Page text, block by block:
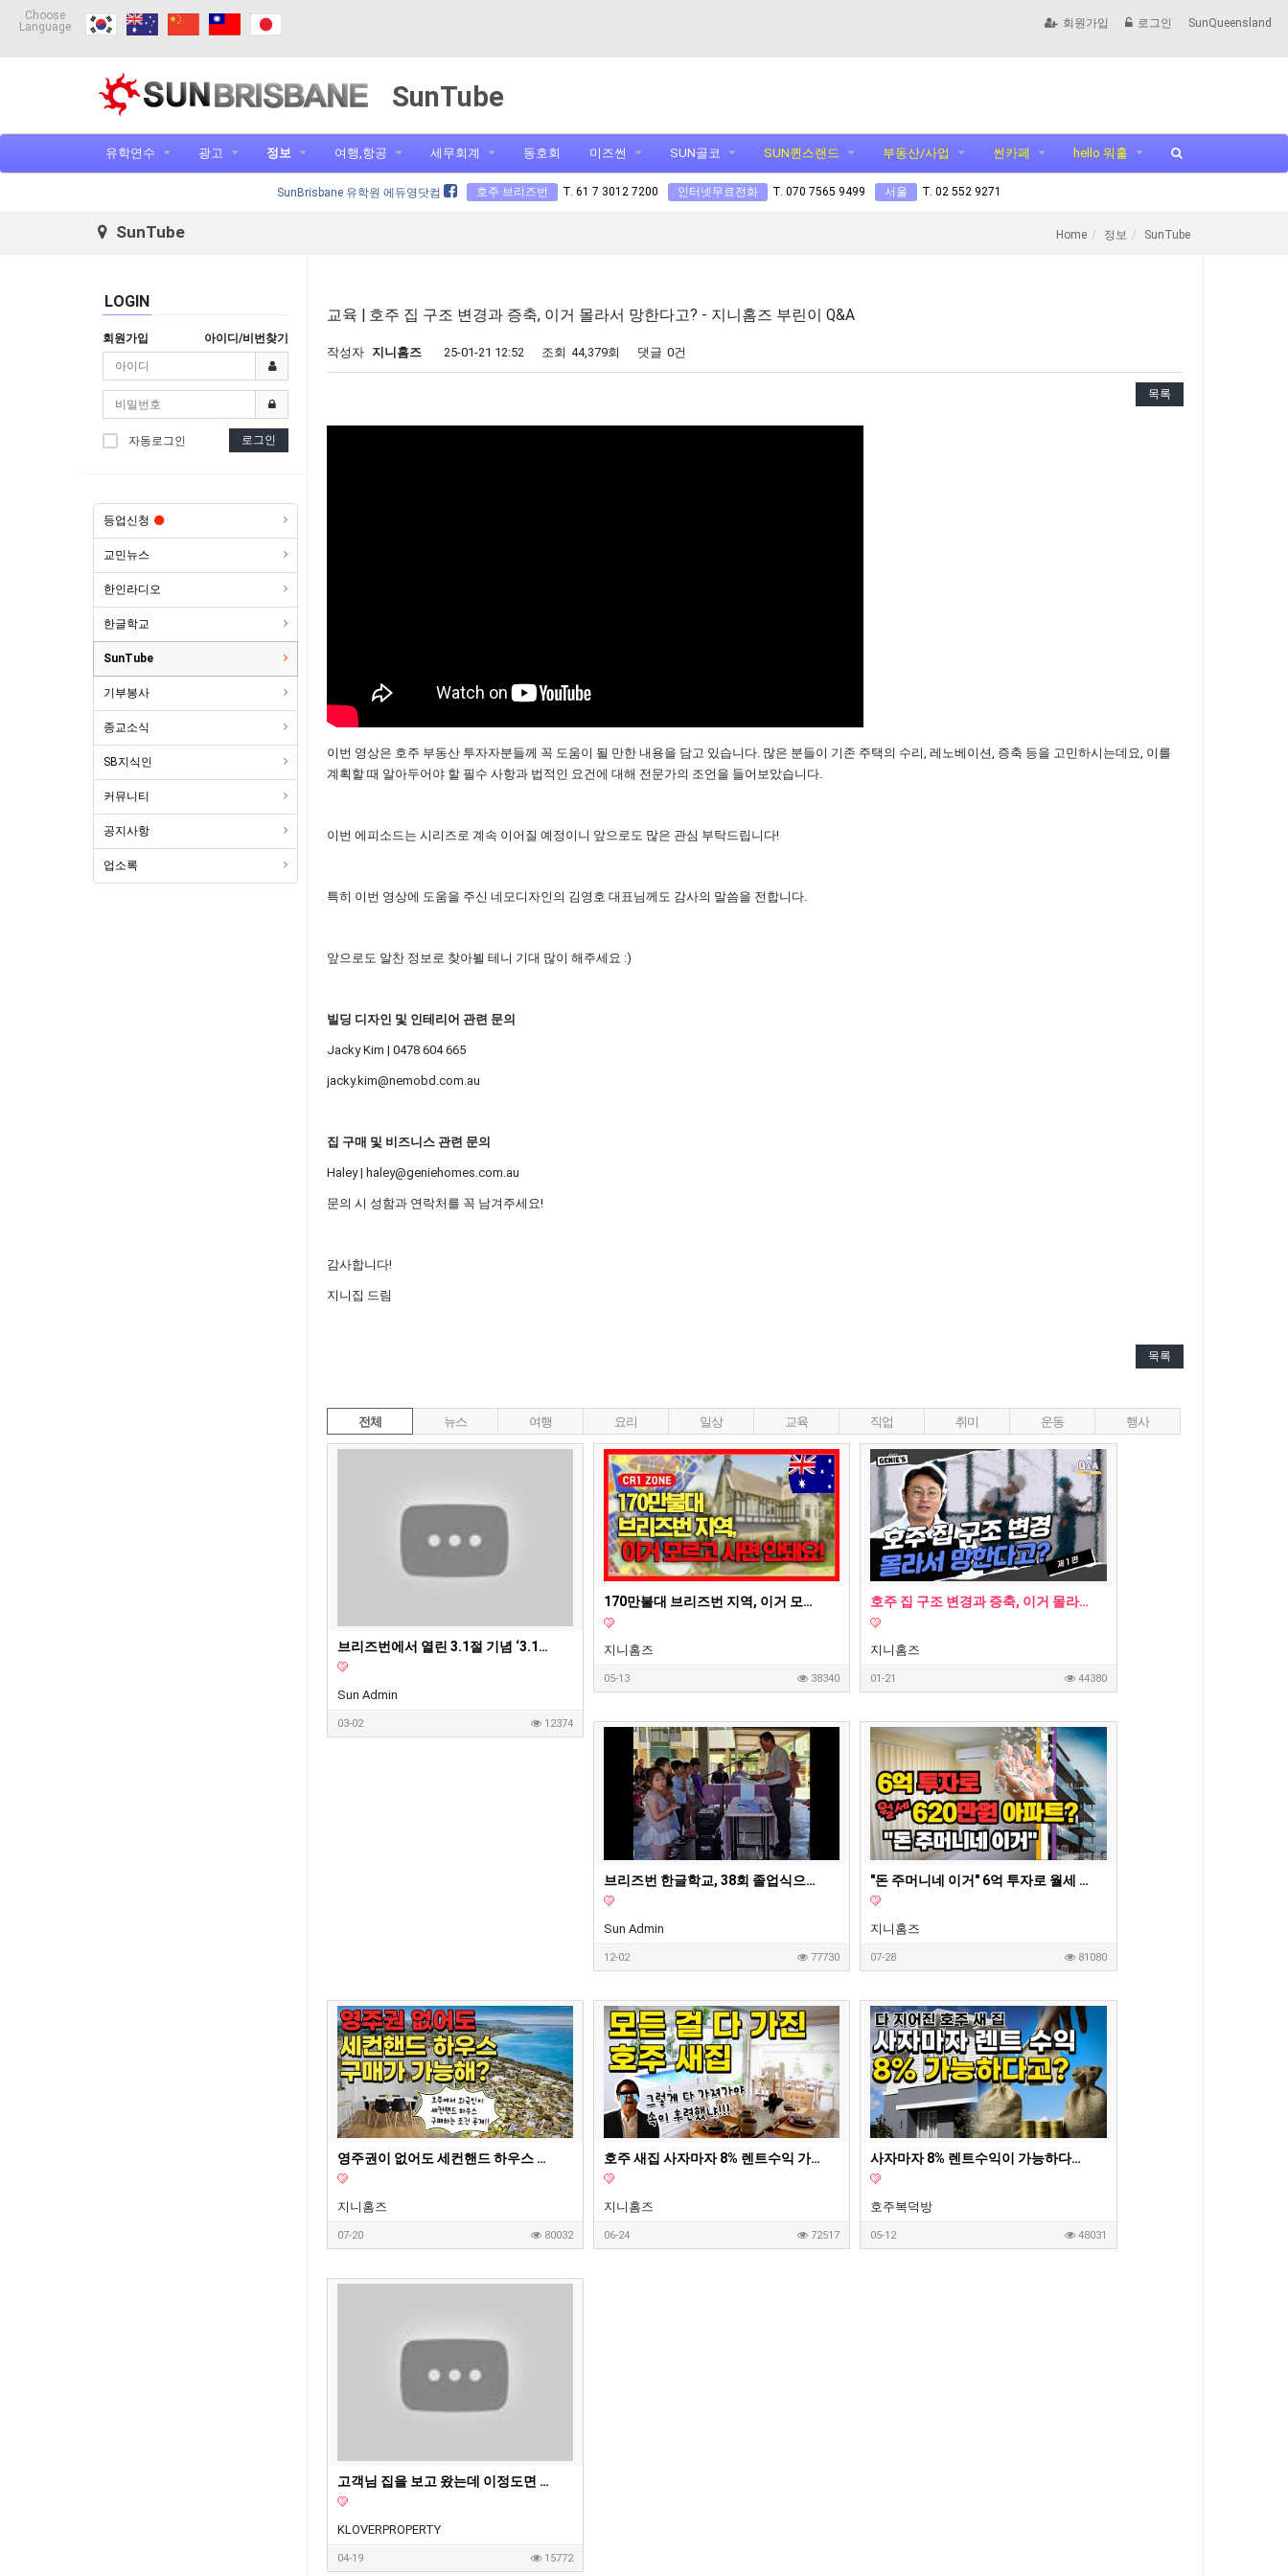
Choose
Language
회원가입 로그인 SunQueensland
SunTube
유학연수 광고 정보 여행,항공 세무회계 동호회 미즈썬 SUN골코 SUN퀸스랜드 부동산/사업 썬카페 hello 워홀
SunBrisbane 유학원 에듀영닷컴 호주 브리즈번 T. 61 7 3012 7200 인터넷무료전화 T. 070 7565 9499 서울 T. 02 552 9271
SunTube Home 정보 SunTube
LOGIN
회원가입 아이디/비번찾기
자동로그인 로그인
등업신청
교민뉴스
한인라디오
한글학교
SunTube
기부봉사
종교소식
SB지식인
커뮤니티
공지사항
업소록
교육 | 호주 집 구조 변경과 증축, 이거 몰라서 망한다고? - 지니홈즈 부린이 Q&A
작성자 지니홈즈 25-01-21 12:52 조회 44,379회 댓글 0건
목록
이번 영상은 호주 부동산 투자자분들께 꼭 도움이 될 만한 내용을 담고 있습니다. 많은 분들이 기존 주택의 수리, 레노베이션, 증축 등을 고민하시는데요, 이를
계획할 때 알아두어야 할 필수 사항과 법적인 요건에 대해 전문가의 조언을 들어보았습니다.
이번 에피소드는 시리즈로 계속 이어질 예정이니 앞으로도 많은 관심 부탁드립니다!
특히 이번 영상에 도움을 주신 네모디자인의 김영호 대표님께도 감사의 말씀을 전합니다.
앞으로도 알찬 정보로 찾아뵐 테니 기대 많이 해주세요 :)
빌딩 디자인 및 인테리어 관련 문의
Jacky Kim | 0478 604 665
jacky.kim@nemobd.com.au
집 구매 및 비즈니스 관련 문의
Haley | haley@geniehomes.com.au
문의 시 성함과 연락처를 꼭 남겨주세요!
감사합니다!
지니집 드림
목록
전체 뉴스 여행 요리 일상 교육 직업 취미 운동 행사
브리즈번에서 열린 3.1절 기념 ‘3.1런’… 350여명 참여 속 성황리 개최
Sun Admin
03-02 12374
170만불대 브리즈번 지역, 이거 모르고 사면 안돼요! - 호주부동산 지니집 에이전트
지니홈즈
05-13 38340
호주 집 구조 변경과 증축, 이거 몰라서 망한다고? - 지니홈즈 부린이 Q&A
지니홈즈
01-21 44380
브리즈번 한글학교, 38회 졸업식으로 멋진 여정의 시작
Sun Admin
12-02 77730
"돈 주머니네 이거" 6억 투자로 월세 620만원 아파트? | 지니집 에이전트 | 마이크로 아파트먼트
지니홈즈
07-28 81080
영주권이 없어도 세컨핸드 하우스 구매가 가능할까요?
지니홈즈
07-20 80032
호주 새집 사자마자 8% 렌트수익 가능 2부 영상
지니홈즈
06-24 72517
사자마자 8% 렌트수익이 가능하다는 호주 새집 1부
호주복덕방
05-12 48031
고객님 집을 보고 왔는데 이정도면 제가 들어가서 살고싶은 딱 그 집이네요. 호주 부동산 투자, 내집마련할때 고려하면 좋은 옵션들
KLOVERPROPERTY
04-19 15772